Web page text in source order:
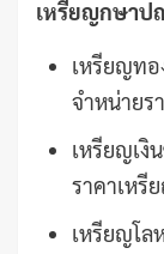
เหรียญกษาป
เหรียญทอ
จำหน่ายร
เหรียญเงิ
ราคาเหรี
เหรียญโล